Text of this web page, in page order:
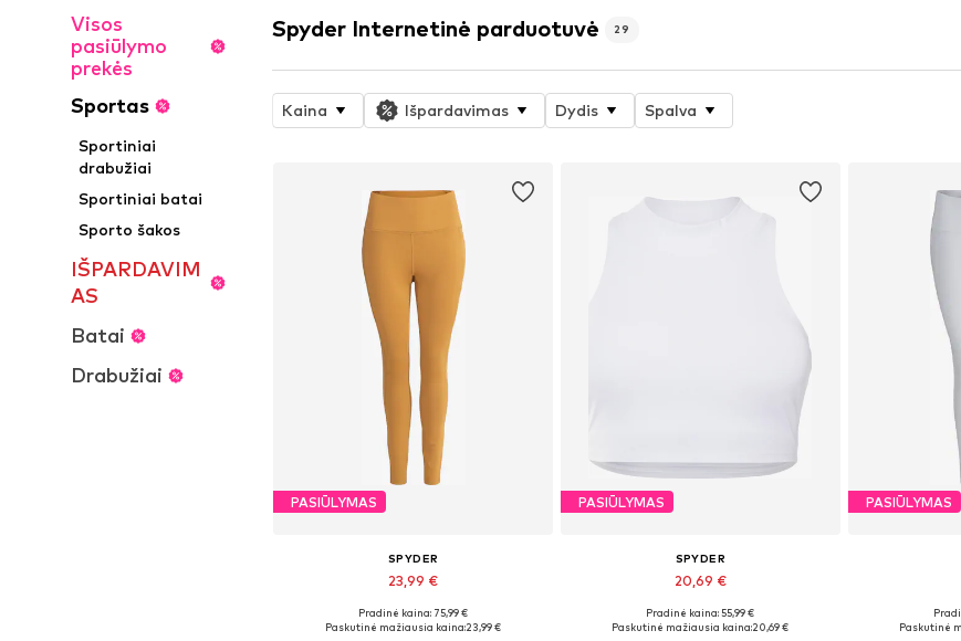
Visos
pasiūlymo
prekės
Sportas
Sportiniai
drabužiai
Sportiniai batai
Sporto šakos
IŠPARDAVIM
AS
Batai
Drabužiai
Spyder Internetinė parduotuvė 29
Kaina Išpardavimas Dydis Spalva
PASIŪLYMAS
SPYDER
23,99 €
Galimi dydžiai: S, M
Pradinė kaina: 75,99 €
Paskutinė mažiausia kaina:23,99 €
PASIŪLYMAS
SPYDER
20,69 €
Galimi dydžiai: M, L, XL
Pradinė kaina: 55,99 €
Paskutinė mažiausia kaina:20,69 €
PASIŪLYMAS
Paskutinė